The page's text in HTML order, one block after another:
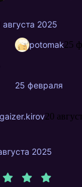
августа 2025
potomak25
25 февраля
gaizer.kirov20
2025